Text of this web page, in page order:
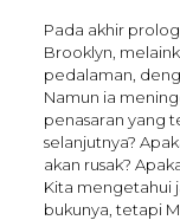
Pada akhir
Brooklyn,
pedalaman,
Namun ia
penasaran yang
selanjutnya?
akan rusak?
Kita mengetahui
bukunya, tetapi